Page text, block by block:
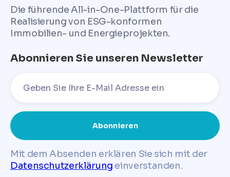
Die führende All-in-One-Plattform für die
Realisierung von ESG-konformen
Immobilien- und Energieprojekten.
Abonnieren Sie unseren Newsletter
Mit dem Absenden erklären Sie sich mit der
Datenschutzerklärung einverstanden.